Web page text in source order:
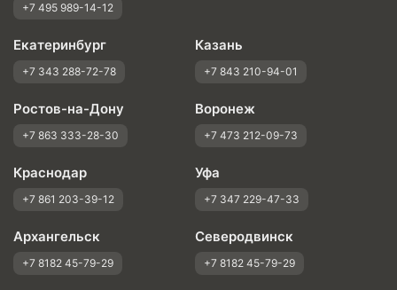
+7 495 989-14-12
Екатеринбург
+7 343 288-72-78
Казань
+7 843 210-94-01
Ростов-на-Дону
+7 863 333-28-30
Воронеж
+7 473 212-09-73
Краснодар
+7 861 203-39-12
Уфа
+7 347 229-47-33
Архангельск
+7 8182 45-79-29
Северодвинск
+7 8182 45-79-29